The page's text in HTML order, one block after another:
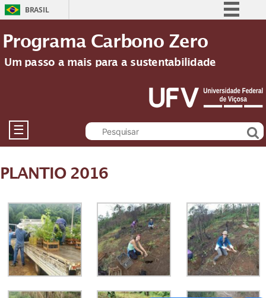
BRASIL
Comunica BR
Participe
Acesso à informação
Legislação
Canais
Programa Carbono Zero
Um passo a mais para a sustentabilidade
☰
PLANTIO 2016